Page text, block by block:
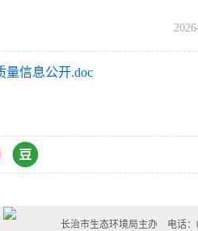
量信息公开.doc
长治市生态环境局主办 电话：